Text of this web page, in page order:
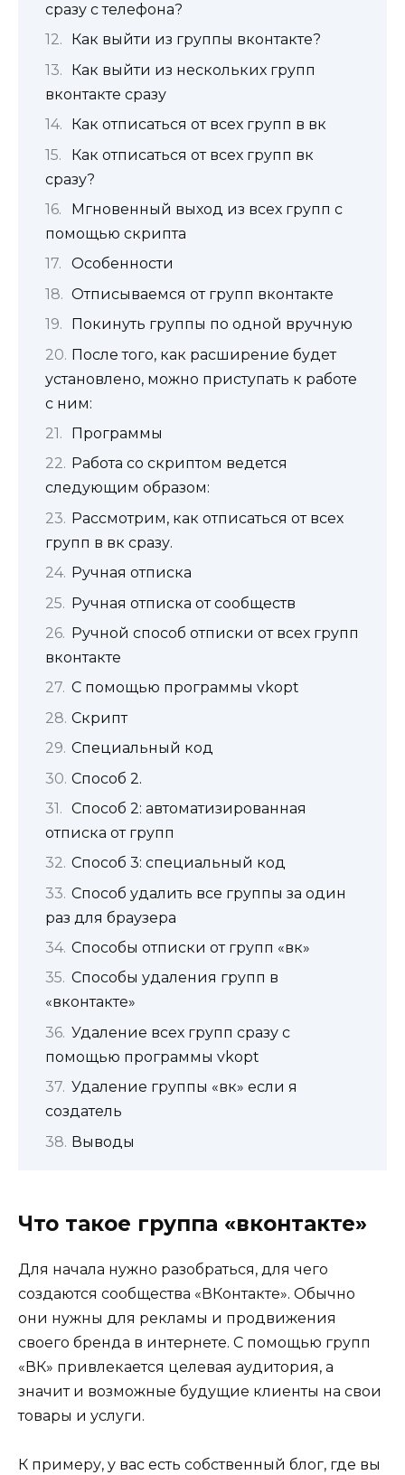
сразу с телефона?
Как выйти из группы вконтакте?
Как выйти из нескольких групп
вконтакте сразу
Как отписаться от всех групп в вк
Как отписаться от всех групп вк
сразу?
Мгновенный выход из всех групп с
помощью скрипта
Особенности
Отписываемся от групп вконтакте
Покинуть группы по одной вручную
После того, как расширение будет
установлено, можно приступать к работе
с ним:
Программы
Работа со скриптом ведется
следующим образом:
Рассмотрим, как отписаться от всех
групп в вк сразу.
Ручная отписка
Ручная отписка от сообществ
Ручной способ отписки от всех групп
вконтакте
С помощью программы vkopt
Скрипт
Специальный код
Способ 2.
Способ 2: автоматизированная
отписка от групп
Способ 3: специальный код
Способ удалить все группы за один
раз для браузера
Способы отписки от групп «вк»
Способы удаления групп в
«вконтакте»
Удаление всех групп сразу с
помощью программы vkopt
Удаление группы «вк» если я
создатель
Выводы
Что такое группа «вконтакте»
Для начала нужно разобраться, для чего
создаются сообщества «ВКонтакте». Обычно
они нужны для рекламы и продвижения
своего бренда в интернете. С помощью групп
«ВК» привлекается целевая аудитория, а
значит и возможные будущие клиенты на свои
товары и услуги.
К примеру, у вас есть собственный блог, где вы